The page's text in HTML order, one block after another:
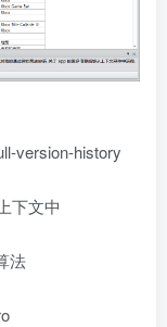
version-history
下文中
法